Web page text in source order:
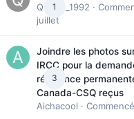
1
Queen_1992 ·
juillet
3
Joindre les photos
IRCC pour la
résidence
Canada-CSQ reçus
Aichacool · Commencé